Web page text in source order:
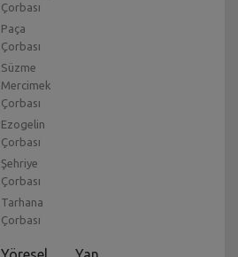
Çorbası
Paça
Çorbası
Süzme
Mercimek
Çorbası
Ezogelin
Çorbası
Şehriye
Çorbası
Tarhana
Çorbası